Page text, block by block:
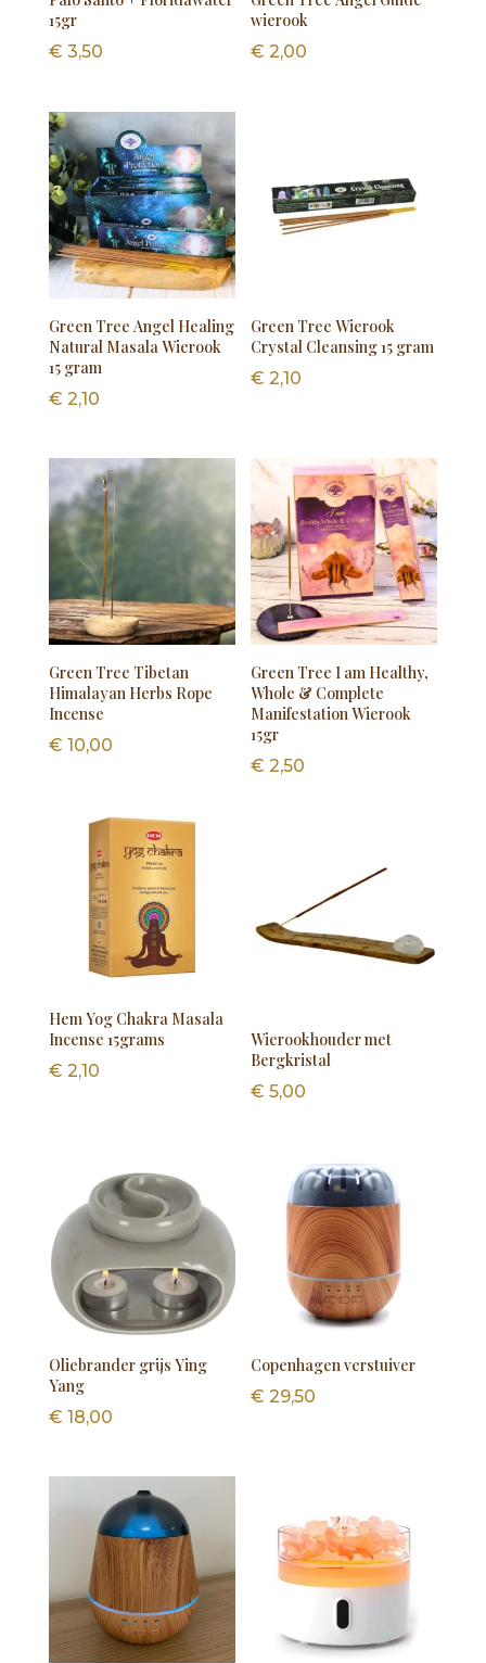
15gr
€ 3,50
wierook
€ 2,00
Green Tree Angel Healing
Natural Masala Wierook
15 gram
€ 2,10
Green Tree Wierook
Crystal Cleansing 15 gram
€ 2,10
Green Tree Tibetan
Himalayan Herbs Rope
Incense
€ 10,00
Green Tree I am Healthy,
Whole & Complete
Manifestation Wierook
15gr
€ 2,50
Hem Yog Chakra Masala
Incense 15grams
€ 2,10
Wierookhouder met
Bergkristal
€ 5,00
Oliebrander grijs Ying
Yang
€ 18,00
Copenhagen verstuiver
€ 29,50